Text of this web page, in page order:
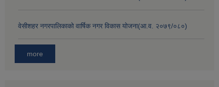
वेसीशहर नगरपालिकाको वार्षिक नगर विकास योजना(आ.व. २०७९/०८०)
more